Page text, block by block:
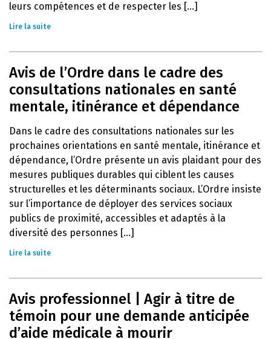
leurs compétences et de respecter les [...]
Lire la suite
Avis de l’Ordre dans le cadre des
consultations nationales en santé
mentale, itinérance et dépendance
Dans le cadre des consultations nationales sur les
prochaines orientations en santé mentale, itinérance et
dépendance, l’Ordre présente un avis plaidant pour des
mesures publiques durables qui ciblent les causes
structurelles et les déterminants sociaux. L’Ordre insiste
sur l’importance de déployer des services sociaux
publics de proximité, accessibles et adaptés à la
diversité des personnes [...]
Lire la suite
Avis professionnel | Agir à titre de
témoin pour une demande anticipée
d’aide médicale à mourir